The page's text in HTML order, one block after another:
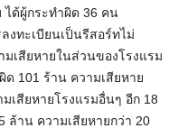
ได้ผู้กระทำผิด 36 คน
งทะเบียนเป็นรีสอร์ทไม่
เสียหายในส่วนของโรงแรม
101 ร้าน ความเสียหาย
เสียหายโรงแรมอื่นๆ อีก 18
ล้าน ความเสียหายกว่า 20